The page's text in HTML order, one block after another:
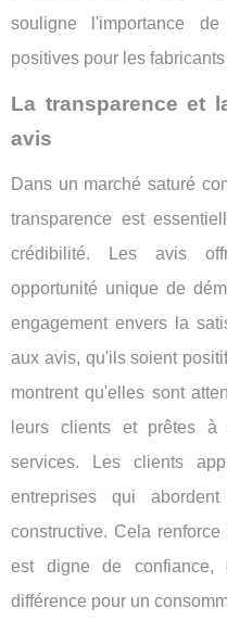
souligne l'importance
positives pour les
La transparence et
avis
Dans un marché saturé
transparence est
crédibilité. Les avis
opportunité unique de
engagement envers la
aux avis, qu'ils soient
montrent qu'elles sont
leurs clients et prêtes à
services. Les clients
entreprises qui
constructive. Cela
est digne de
différence pour un